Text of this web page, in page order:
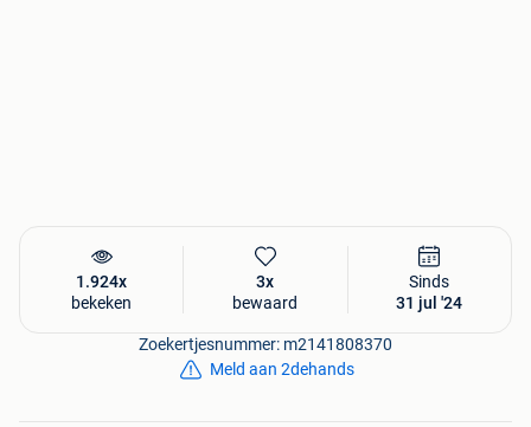
1.924x
bekeken
3x
bewaard
Sinds
31 jul '24
Zoekertjesnummer: m2141808370
Meld aan 2dehands